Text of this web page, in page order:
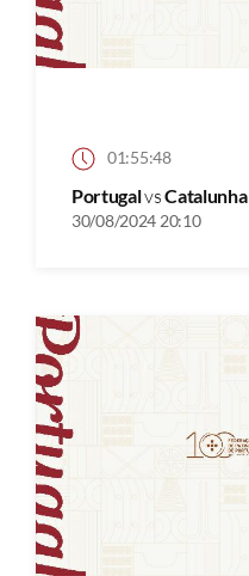
01:55:48
PortugalvsCatalunha
30/08/2024 20:10